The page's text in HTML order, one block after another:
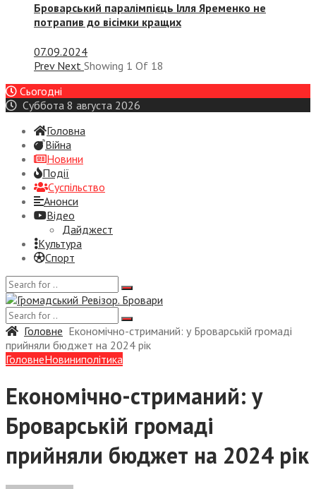
Броварський паралімпієць Ілля Яременко не
потрапив до вісімки кращих
07.09.2024
Prev Next Showing 1 Of 18
Сьогодні
Суббота 8 августа 2026
Головна
Війна
Новини
Події
Суспiльство
Анонси
Відео
Дайджест
Культура
Спорт
Головне Економічно-стриманий: у Броварській громаді
прийняли бюджет на 2024 рік
ГоловнеНовиниполітика
Економічно-стриманий: у
Броварській громаді
прийняли бюджет на 2024 рік